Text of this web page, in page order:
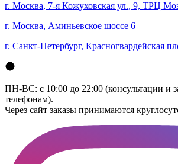
г. Москва, 7-я Кожуховская ул., 9, ТРЦ
г. Москва, Аминьевское шоссе 6
г. Санкт-Петербург, Красногвардейская
ПН-ВС: с 10:00 до 22:00 (консультации и
телефонам).
Через сайт заказы принимаются